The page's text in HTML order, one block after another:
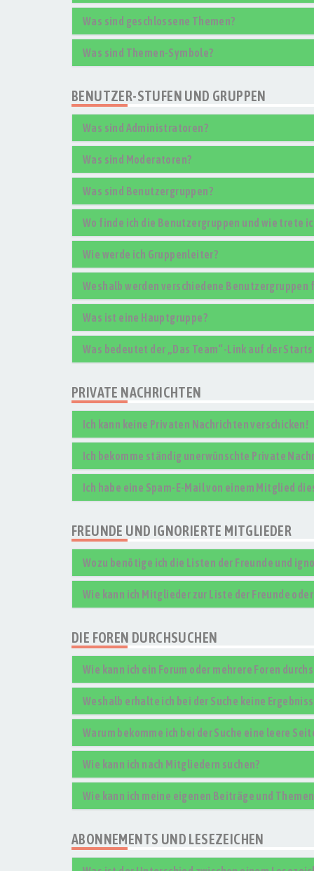
Was sind geschlossene Themen?
Was sind Themen-Symbole?
BENUTZER-STUFEN UND GRUPPEN
Was sind Administratoren?
Was sind Moderatoren?
Was sind Benutzergruppen?
Wo finde ich die Benutzergruppen und wie trete
Wie werde ich Gruppenleiter?
Weshalb werden verschiedene
Was ist eine Hauptgruppe?
Was bedeutet der „Das Team“-Link auf der
PRIVATE NACHRICHTEN
Ich kann keine Privaten Nachrichten verschicken!
Ich bekomme ständig unerwünschte Private
Ich habe eine Spam-E-Mail von einem Mitglied
FREUNDE UND IGNORIERTE MITGLIEDER
Wozu benötige ich die Listen der Freunde und
Wie kann ich Mitglieder zur Liste der Freunde
DIE FOREN DURCHSUCHEN
Wie kann ich ein Forum oder mehrere Foren
Weshalb erhalte ich bei der Suche keine
Warum bekomme ich bei der Suche eine leere
Wie kann ich nach Mitgliedern suchen?
Wie kann ich meine eigenen Beiträge und
ABONNEMENTS UND LESEZEICHEN